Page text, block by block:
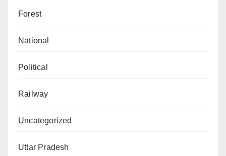
Forest
National
Political
Railway
Uncategorized
Uttar Pradesh